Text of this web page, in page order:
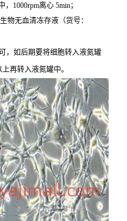
1000rpm离心 5min；
物无血清冻存液（货号：
，如后期要将细胞转入液氮罐
再转入液氮罐中。